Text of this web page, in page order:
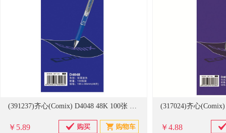
(391237)齐心(Comix) D4048 48K 100张 薄型复写纸 蓝色(单位：本)
￥5.89 ￥4.88